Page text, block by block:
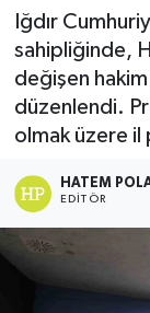
Iğdır
sahipliğinde,
değişen
düzenlendi.
olmak üzere il
HATEM
EDITÖR